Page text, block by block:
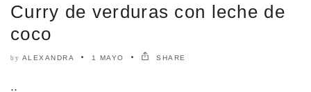
Curry de verduras con leche de
coco
by ALEXANDRA 1 MAYO SHARE
..